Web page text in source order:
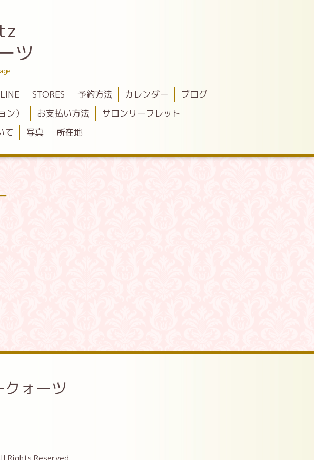
ツ
STORES 予約方法 カレンダー
ブログ
） お支払い方法
サロンリーフレット
て
写真 所在地
ォーツ